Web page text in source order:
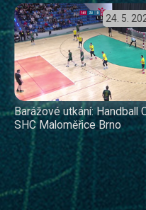
24. 5.
Barážové utkání: Handball
SHC Maloměřice Brno